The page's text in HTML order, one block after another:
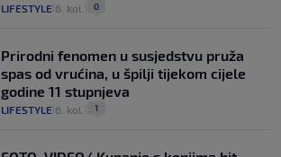
LIFESTYLE 6. kol. 0
Prirodni fenomen u susjedstvu pruža
spas od vrućina, u špilji tijekom cijele
godine 11 stupnjeva
LIFESTYLE 6. kol. 1